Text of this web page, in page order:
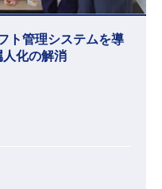
ト管理システムを導
人化の解消